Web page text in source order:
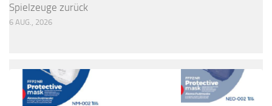
Spielzeuge zurück
6 AUG., 2026